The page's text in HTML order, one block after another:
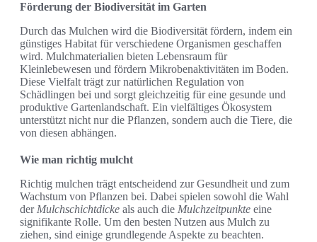
Förderung der Biodiversität im Garten
Durch das Mulchen wird die Biodiversität fördern, indem ein
günstiges Habitat für verschiedene Organismen geschaffen
wird. Mulchmaterialien bieten Lebensraum für
Kleinlebewesen und fördern Mikrobenaktivitäten im Boden.
Diese Vielfalt trägt zur natürlichen Regulation von
Schädlingen bei und sorgt gleichzeitig für eine gesunde und
produktive Gartenlandschaft. Ein vielfältiges Ökosystem
unterstützt nicht nur die Pflanzen, sondern auch die Tiere, die
von diesen abhängen.
Wie man richtig mulcht
Richtig mulchen trägt entscheidend zur Gesundheit und zum
Wachstum von Pflanzen bei. Dabei spielen sowohl die Wahl
der Mulchschichtdicke als auch die Mulchzeitpunkte eine
signifikante Rolle. Um den besten Nutzen aus Mulch zu
ziehen, sind einige grundlegende Aspekte zu beachten.